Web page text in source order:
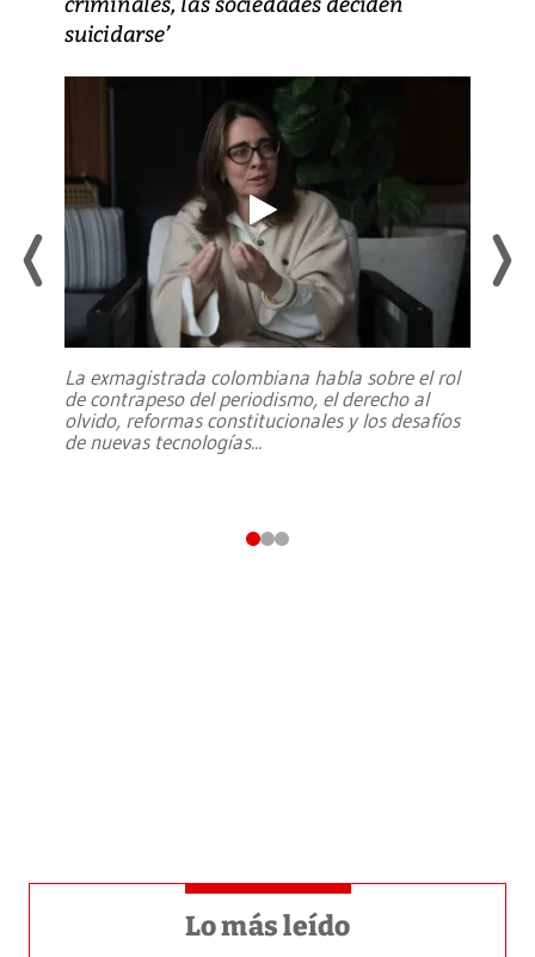
suicidarse’
La exmagistrada colombiana habla sobre el rol
de contrapeso del periodismo, el derecho al
olvido, reformas constitucionales y los desafíos
de nuevas tecnologías...
Lo más leído